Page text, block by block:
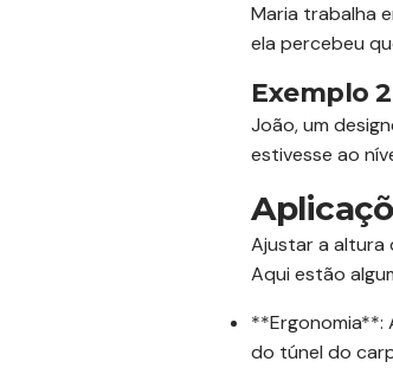
Maria trabalha
ela percebeu
Exemplo
João, um
estivesse ao
Ajustar a altura
Aqui estão
**Ergonomia**:
do túnel do